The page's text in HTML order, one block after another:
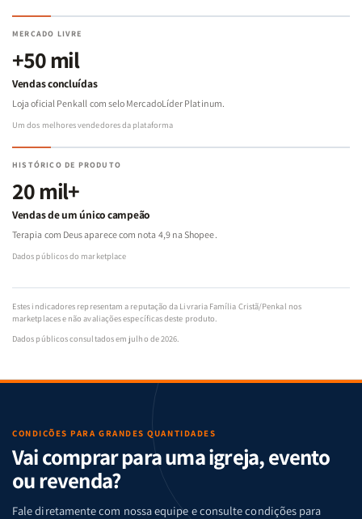
MERCADO LIVRE
+50 mil
Vendas concluídas
Loja oficial Penkall com selo MercadoLíder Platinum.
Um dos melhores vendedores da plataforma
HISTÓRICO DE PRODUTO
20 mil+
Vendas de um único campeão
Terapia com Deus aparece com nota 4,9 na Shopee.
Dados públicos do marketplace
Estes indicadores representam a reputação da Livraria Família Cristã/Penkal nos
marketplaces e não avaliações específicas deste produto.
Dados públicos consultados em julho de 2026.
CONDIÇÕES PARA GRANDES QUANTIDADES
Vai comprar para uma igreja, evento
ou revenda?
Fale diretamente com nossa equipe e consulte condições para